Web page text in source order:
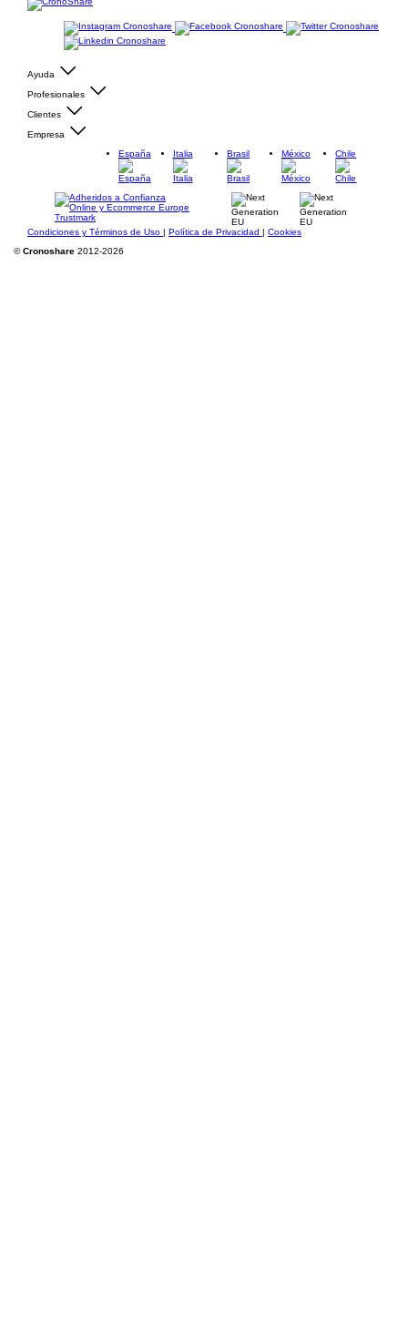
Ayuda
Profesionales
Clientes
Empresa
España
Italia Brasil México Chile
Condiciones y Términos de Uso | Política de Privacidad | Cookies
©Cronoshare 2012-2026